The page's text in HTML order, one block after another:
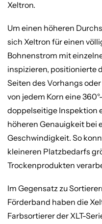
Xeltron.
Um einen höheren
sich Xeltron für einen
Bohnenstrom mit
inspizieren, positionierte
Seiten des Vorhangs
von jedem Korn eine
doppelseitige Inspektion
höheren Genauigkeit bei
Geschwindigkeit. So
kleineren Platzbedarfs
Trockenprodukten
Im Gegensatz zu
Förderband haben die
Farbsortierer der XLT-